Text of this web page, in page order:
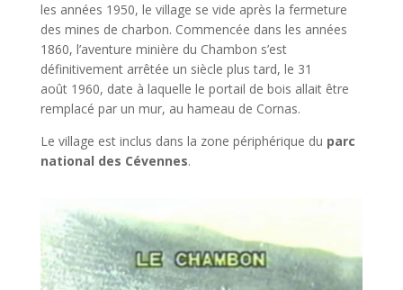
les années 1950, le village se vide après la fermeture
des mines de charbon. Commencée dans les années
1860, l’aventure minière du Chambon s’est
définitivement arrêtée un siècle plus tard, le 31
août 1960, date à laquelle le portail de bois allait être
remplacé par un mur, au hameau de Cornas.
Le village est inclus dans la zone périphérique du parc
national des Cévennes.